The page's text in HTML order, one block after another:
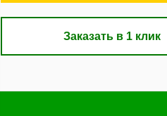
Заказать в 1 клик